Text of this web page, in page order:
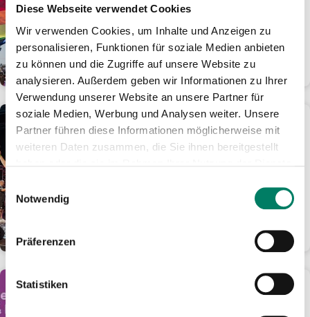
Diese Webseite verwendet Cookies
Wir verwenden Cookies, um Inhalte und Anzeigen zu
personalisieren, Funktionen für soziale Medien anbieten
zu können und die Zugriffe auf unsere Website zu
analysieren. Außerdem geben wir Informationen zu Ihrer
Verwendung unserer Website an unsere Partner für
soziale Medien, Werbung und Analysen weiter. Unsere
Partner führen diese Informationen möglicherweise mit
weiteren Daten zusammen, die Sie ihnen bereitgestellt
Einwilligungsauswahl
Notwendig
Präferenzen
Statistiken
Tage für nur 24 Euro im
Ticket-Angebot ist online oder als
Handyticket erhältlich
01.06.2026
KöllePally lässt den
Tanzbrunnen eskalieren:
Ausbilder Schmidt und Laurin